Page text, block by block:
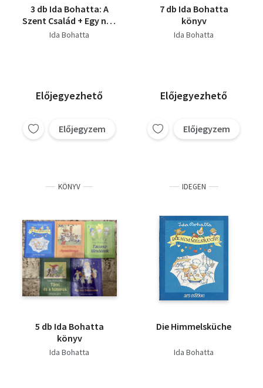
3 db Ida Bohatta: A
Szent Család + Egy nap
Betlehemben +
Ida Bohatta
Előjegyezhető
Előjegyzem
7 db Ida Bohatta
könyv
Ida Bohatta
Előjegyezhető
Előjegyzem
KÖNYV
5 db Ida Bohatta
könyv
Ida Bohatta
IDEGEN
Die Himmelsküche
Ida Bohatta